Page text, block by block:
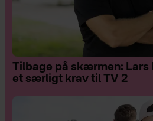
Tilbage på skærmen: Lars
et særligt krav til TV 2